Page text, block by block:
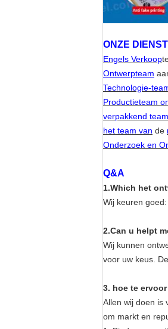
ONZE DIENST
Engels Verkoop
Ontwerpteam
Technologie-
Productieteam
verpakkend
het team van de
Onderzoek en
Q&A
1.Which het
Wij keuren
2.Can u helpt
Wij kunnen
voor uw keus.
3. hoe te
Allen wij doen is
om markt en